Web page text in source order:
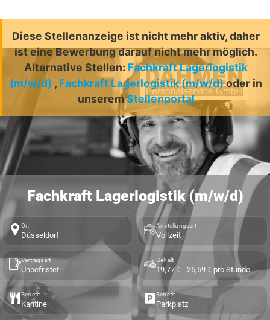
Diese Stellenanzeige ist nicht mehr aktiv, daher
ist eine Bewerbung darauf nicht mehr möglich.
Alternative Stellen: Fachkraft Lagerlogistik
(m/w/d) , Fachkraft Lagerlogistik (m/w/d)oder in
unseremStellenportal
Fachkraft Lagerlogistik (m/w/d)
Ort
Düsseldorf
Anstellungsart
Vollzeit
Vertragsart
Unbefristet
Gehalt
19,77 € - 25,59 € pro Stunde
Benefit
Kantine
Benefit
Parkplatz